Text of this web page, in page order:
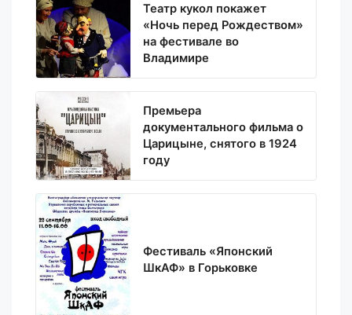
Театр кукол покажет
«Ночь перед Рождеством»
на фестивале во
Владимире
Премьера
документального фильма о
Царицыне, снятого в 1924
году
Фестиваль «Японский
ШкАФ» в Горьковке